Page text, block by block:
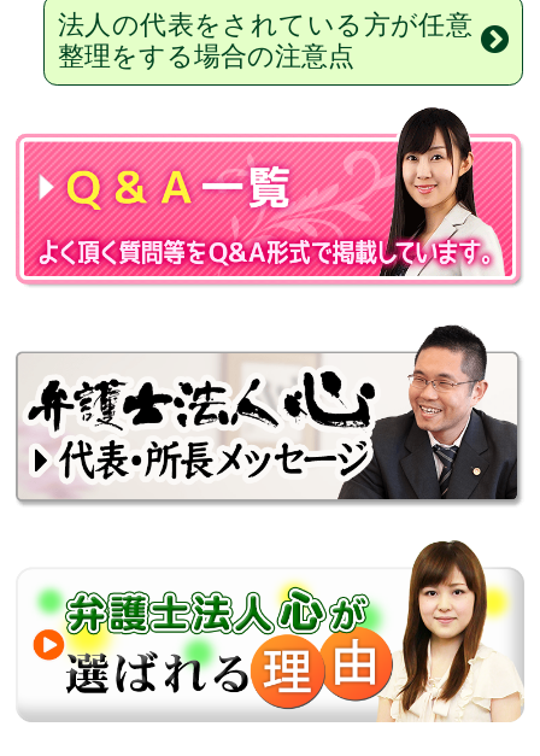
法人の代表をされている方が任意
整理をする場合の注意点